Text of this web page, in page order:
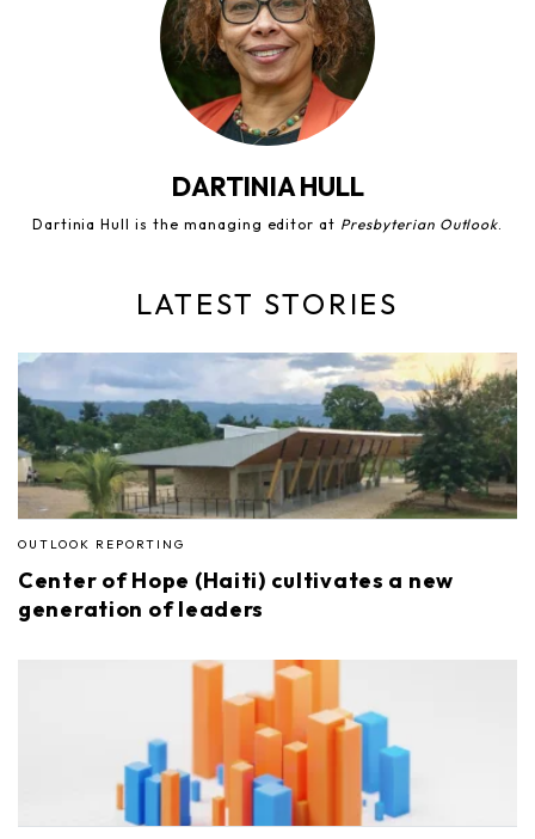
DARTINIA HULL
Dartinia Hull is the managing editor at Presbyterian Outlook.
LATEST STORIES
OUTLOOK REPORTING
Center of Hope (Haiti) cultivates a new
generation of leaders